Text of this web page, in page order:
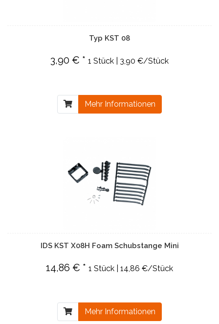
Typ KST 08
3,90 € * 1 Stück | 3,90 €/Stück
Mehr Informationen
IDS KST X08H Foam Schubstange Mini
14,86 € * 1 Stück | 14,86 €/Stück
Mehr Informationen